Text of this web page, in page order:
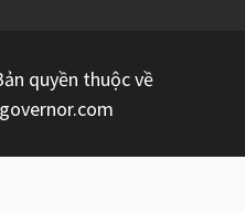
quyền thuộc về